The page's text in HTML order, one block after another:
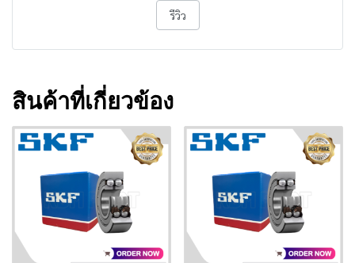
รีวิว
สินค้าที่เกี่ยวข้อง